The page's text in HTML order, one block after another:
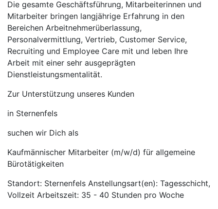
Die gesamte Geschäftsführung, Mitarbeiterinnen und
Mitarbeiter bringen langjährige Erfahrung in den
Bereichen Arbeitnehmerüberlassung,
Personalvermittlung, Vertrieb, Customer Service,
Recruiting und Employee Care mit und leben Ihre
Arbeit mit einer sehr ausgeprägten
Dienstleistungsmentalität.
Zur Unterstützung unseres Kunden
in Sternenfels
suchen wir Dich als
Kaufmännischer Mitarbeiter (m/w/d) für allgemeine
Bürotätigkeiten
Standort: Sternenfels Anstellungsart(en): Tagesschicht,
Vollzeit Arbeitszeit: 35 - 40 Stunden pro Woche